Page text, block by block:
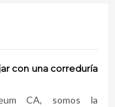
con una correduría
CA, somos la